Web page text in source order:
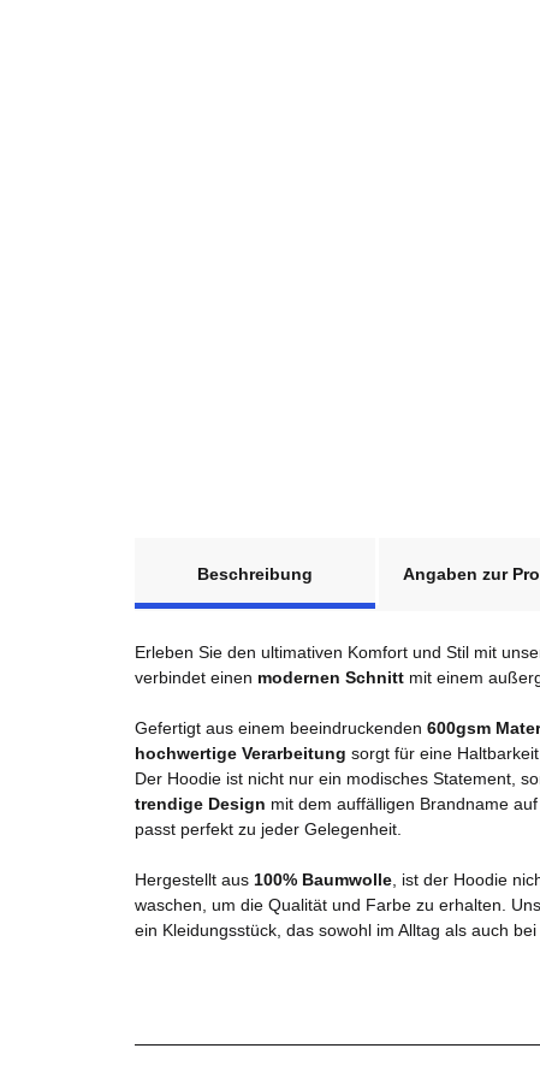
Beschreibung
Angaben zur
Erleben Sie den ultimativen Komfort und Stil mit
verbindet einen modernen Schnitt mit einem
Gefertigt aus einem beeindruckenden 600gsm
hochwertige Verarbeitung sorgt für eine
Der Hoodie ist nicht nur ein modisches Statement,
trendige Design mit dem auffälligen Brandname
passt perfekt zu jeder Gelegenheit.
Hergestellt aus 100% Baumwolle , ist der Hoodie
waschen, um die Qualität und Farbe zu erhalten.
ein Kleidungsstück, das sowohl im Alltag als auch